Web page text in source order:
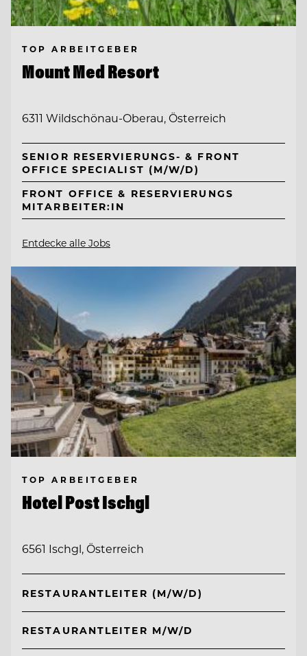
TOP ARBEITGEBER
Mount Med Resort
6311 Wildschönau-Oberau, Österreich
SENIOR RESERVIERUNGS- & FRONT
OFFICE SPECIALIST (M/W/D)
FRONT OFFICE & RESERVIERUNGS
MITARBEITER:IN
Entdecke alle Jobs
TOP ARBEITGEBER
Hotel Post Ischgl
6561 Ischgl, Österreich
RESTAURANTLEITER (M/W/D)
RESTAURANTLEITER M/W/D